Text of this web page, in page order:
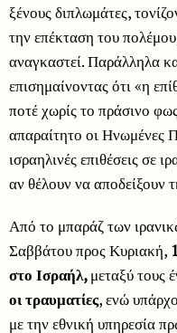
ξένους διπλωμάτες,
την επέκταση του
αναγκαστεί. Παράλληλα
επισημαίνοντας ότι «η
ποτέ χωρίς το πράσινο
απαραίτητο οι Ηνωμένες
ισραηλινές επιθέσεις σε
αν θέλουν να αποδείξουν
Από το μπαράζ των
Σαββάτου προς Κυριακή,
στο Ισραήλ,μεταξύ τους
οι τραυματίες, ενώ
με την εθνική υπηρεσία